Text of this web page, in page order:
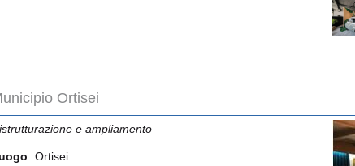
Ortisei
e ampliamento
Ortisei